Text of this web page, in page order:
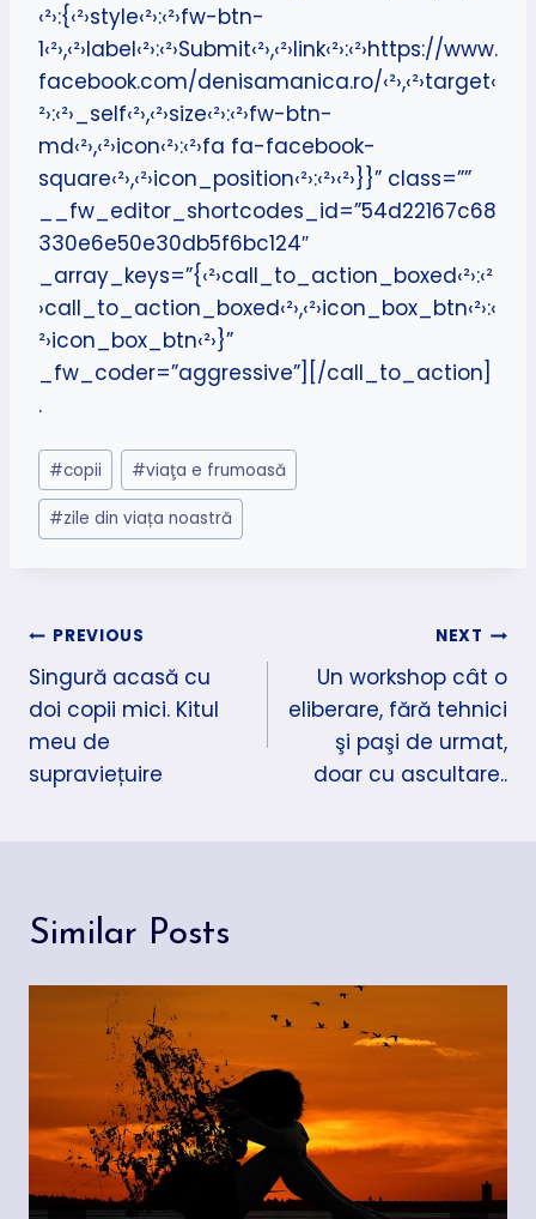
‹²›:{‹²›style‹²›:‹²›fw-btn-
1‹²›,‹²›label‹²›:‹²›Submit‹²›,‹²›link‹²›:‹²›https://www.
facebook.com/denisamanica.ro/‹²›,‹²›target‹
²›:‹²›_self‹²›,‹²›size‹²›:‹²›fw-btn-
md‹²›,‹²›icon‹²›:‹²›fa fa-facebook-
square‹²›,‹²›icon_position‹²›:‹²›‹²›}}” class=””
__fw_editor_shortcodes_id=”54d22167c68
330e6e50e30db5f6bc124″
_array_keys=”{‹²›call_to_action_boxed‹²›:‹²
›call_to_action_boxed‹²›,‹²›icon_box_btn‹²›:‹
²›icon_box_btn‹²›}”
_fw_coder=”aggressive”][/call_to_action]
.
Post
Tags:
#copii #viaţa e frumoasă
#zile din viața noastră
Navigare
în
articole
PREVIOUS
Singură acasă cu
doi copii mici. Kitul
meu de
supraviețuire
NEXT
Un workshop cât o
eliberare, fără tehnici
şi paşi de urmat,
doar cu ascultare..
Similar Posts